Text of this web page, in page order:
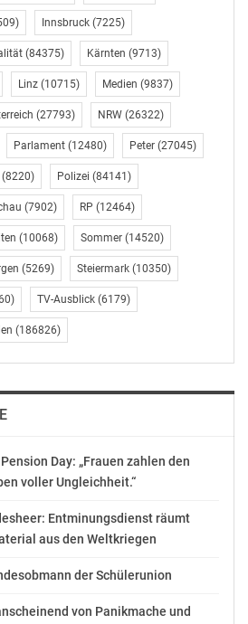
Tiroler Tageszeitung,
Leitartikel vom 27.
Oktober 2022. Von
Manfred
Mitterwachauer:
„Schwarz-rote
Wundertüte“.
Oktober 26, 2022
In "Politik"
Innsbruck (7225)
(84375) Kärnten (9713)
Linz (10715) Medien (9837)
(27793) NRW (26322)
Parlament (12480) Peter (27045)
(8220) Polizei (84141)
(7902) RP (12464)
(10068) Sommer (14520)
(5269) Steiermark (10350)
TV-Ausblick (6179)
(186826)
Day: „Frauen zahlen den
voller Ungleichheit.“
Entminungsdienst räumt
aus den Weltkriegen
der Schülerunion
von Panikmache und